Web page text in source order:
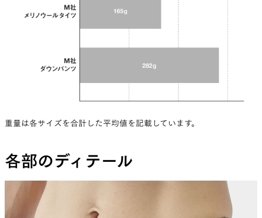
重量は各サイズを合計した平均値を記載しています。
各部のディテール